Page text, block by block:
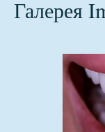
Галерея